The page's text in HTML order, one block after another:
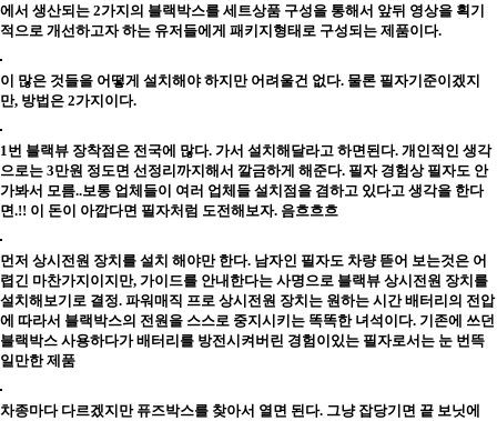
에서 생산되는 2가지의 블랙박스를 세트상품 구성을 통해서 앞뒤 영상을 획기
적으로 개선하고자 하는 유저들에게 패키지형태로 구성되는 제품이다.
이 많은 것들을 어떻게 설치해야 하지만 어려울건 없다. 물론 필자기준이겠지
만, 방법은 2가지이다.
1번 블랙뷰 장착점은 전국에 많다. 가서 설치해달라고 하면된다. 개인적인 생각
으로는 3만원 정도면 선정리까지해서 깔금하게 해준다. 필자 경험상 필자도 안
가봐서 모름..보통 업체들이 여러 업체들 설치점을 겸하고 있다고 생각을 한다
면.!! 이 돈이 아깝다면 필자처럼 도전해보자. 음흐흐흐
먼저 상시전원 장치를 설치 해야만 한다. 남자인 필자도 차량 뜯어 보는것은 어
렵긴 마찬가지이지만, 가이드를 안내한다는 사명으로 블랙뷰 상시전원 장치를
설치해보기로 결정. 파워매직 프로 상시전원 장치는 원하는 시간 배터리의 전압
에 따라서 블랙박스의 전원을 스스로 중지시키는 똑똑한 녀석이다. 기존에 쓰던
블랙박스 사용하다가 배터리를 방전시켜버린 경험이있는 필자로서는 눈 번뜩
일만한 제품
차종마다 다르겠지만 퓨즈박스를 찾아서 열면 된다. 그냥 잡당기면 끝 보닛에